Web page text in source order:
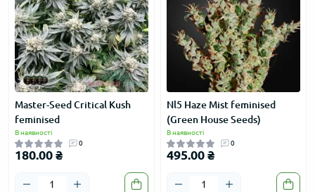
Master-Seed Critical Kush
feminised
В наявності
0
180.00 ₴
Nl5 Haze Mist feminised
(Green House Seeds)
В наявності
0
495.00 ₴